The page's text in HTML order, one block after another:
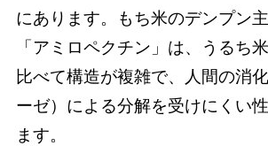
にあります。もち米のデンプン
「アミロペクチン」は、うるち
比べて構造が複雑で、人間の消
ーゼ）による分解を受けにくい
ます。